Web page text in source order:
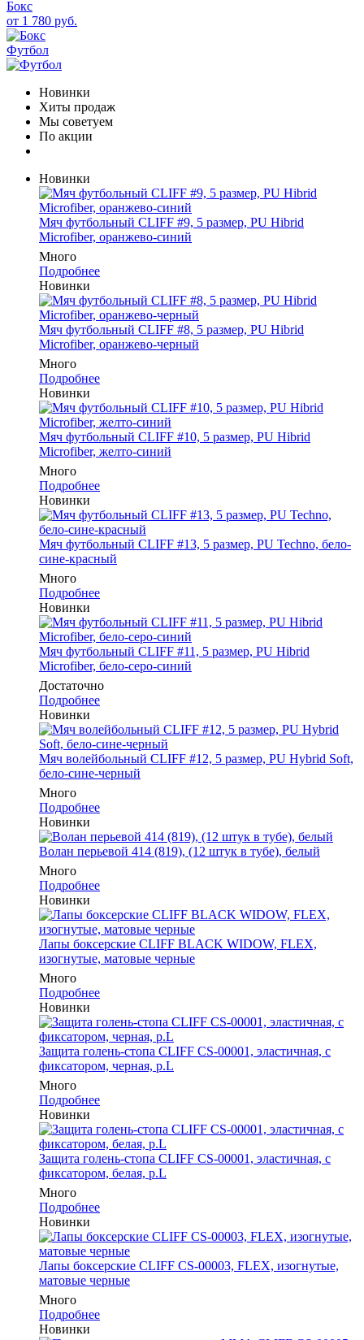
Бокс
от 1 780 руб.
Футбол
Новинки
Хиты продаж
Мы советуем
По акции
Новинки
Мяч футбольный CLIFF #9, 5 размер, PU Hibrid
Microfiber, оранжево-синий
Много
Подробнее
Новинки
Мяч футбольный CLIFF #8, 5 размер, PU Hibrid
Microfiber, оранжево-черный
Много
Подробнее
Новинки
Мяч футбольный CLIFF #10, 5 размер, PU Hibrid
Microfiber, желто-синий
Много
Подробнее
Новинки
Мяч футбольный CLIFF #13, 5 размер, PU Techno, бело-
сине-красный
Много
Подробнее
Новинки
Мяч футбольный CLIFF #11, 5 размер, PU Hibrid
Microfiber, бело-серо-синий
Достаточно
Подробнее
Новинки
Мяч волейбольный CLIFF #12, 5 размер, PU Hybrid Soft,
бело-сине-черный
Много
Подробнее
Новинки
Волан перьевой 414 (819), (12 штук в тубе), белый
Много
Подробнее
Новинки
Лапы боксерские CLIFF BLACK WIDOW, FLEX,
изогнутые, матовые черные
Много
Подробнее
Новинки
Защита голень-стопа CLIFF CS-00001, эластичная, с
фиксатором, черная, р.L
Много
Подробнее
Новинки
Защита голень-стопа CLIFF CS-00001, эластичная, с
фиксатором, белая, р.L
Много
Подробнее
Новинки
Лапы боксерские CLIFF CS-00003, FLEX, изогнутые,
матовые черные
Много
Подробнее
Новинки